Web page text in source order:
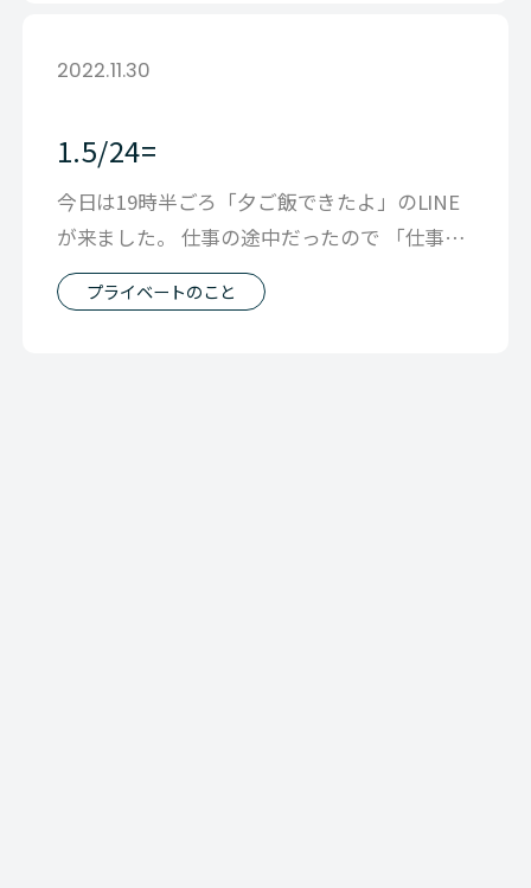
2022.11.30
1.5/24=
今日は19時半ごろ「夕ご飯できたよ」のLINE
が来ました。 仕事の途中だったので 「仕事を
終わらせてから 酒を思う存分飲
プライベートのこと